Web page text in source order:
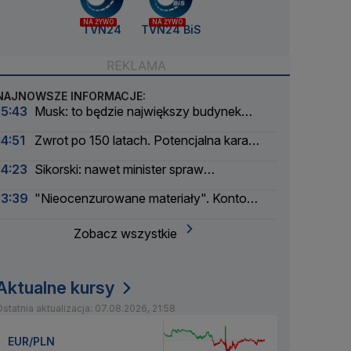
NA ŻYWO
TVN24
NA ŻYWO
TVN24 BiS
INFORMACJE:
Musk: to będzie największy budynek
Zwrot po 150 latach. Potencjalna kara
Sikorski: nawet minister spraw
"Nieocenzurowane materiały". Konto
Zobacz wszystkie
kursy
aktualizacja: 07.08.2026, 21:58
EUR/PLN